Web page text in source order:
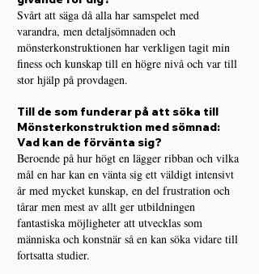
Svårt att säga då alla har samspelet med
varandra, men detaljsömnaden och
mönsterkonstruktionen har verkligen tagit min
finess och kunskap till en högre nivå och var till
stor hjälp på provdagen.
Till de som funderar på att söka till
Mönsterkonstruktion med sömnad:
Vad kan de förvänta sig?
Beroende på hur högt en lägger ribban och vilka
mål en har kan en vänta sig ett väldigt intensivt
år med mycket kunskap, en del frustration och
tårar men mest av allt ger utbildningen
fantastiska möjligheter att utvecklas som
människa och konstnär så en kan söka vidare till
fortsatta studier.